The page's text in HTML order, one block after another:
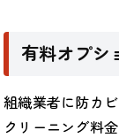
有料オプシ
組織業者に防カ
クリーニング料